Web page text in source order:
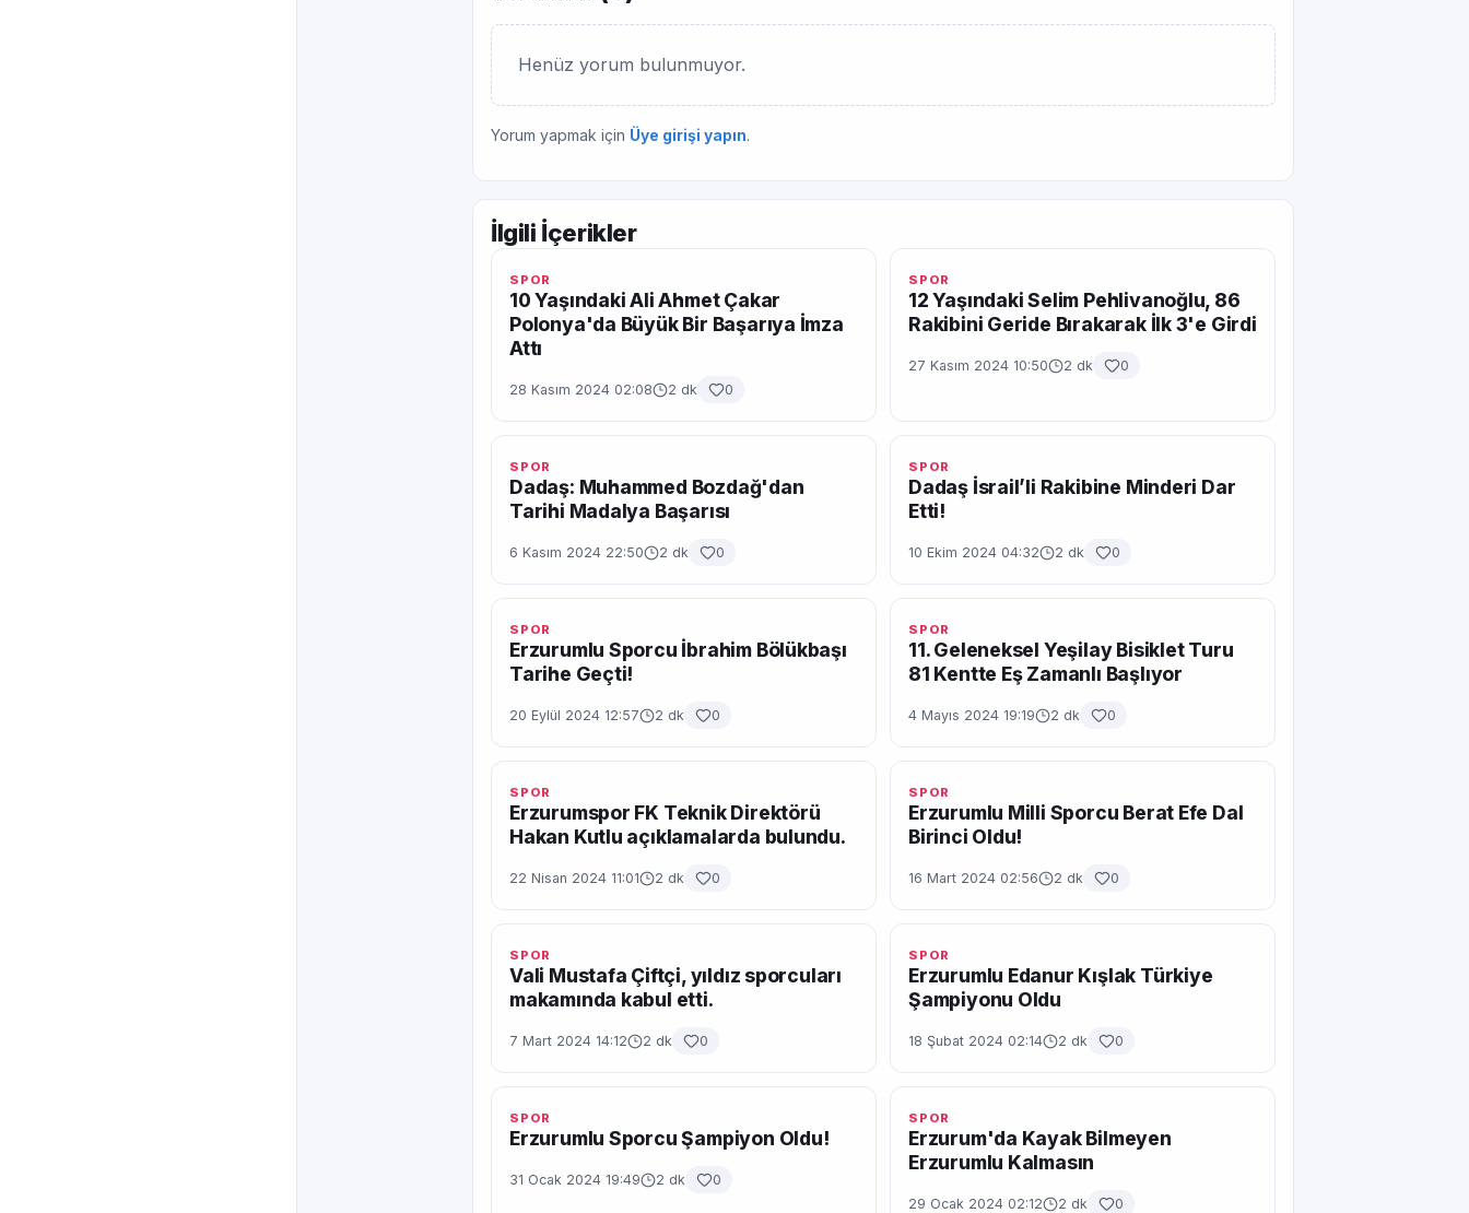
Henüz yorum bulunmuyor.
Yorum yapmak için Üye girişi yapın.
İlgili İçerikler
SPOR
10 Yaşındaki Ali Ahmet Çakar
Polonya'da Büyük Bir Başarıya İmza
Attı
28 Kasım 2024 02:08 2 dk 0
SPOR
12 Yaşındaki Selim Pehlivanoğlu, 86
Rakibini Geride Bırakarak İlk 3'e Girdi
27 Kasım 2024 10:50 2 dk 0
SPOR
Dadaş: Muhammed Bozdağ'dan
Tarihi Madalya Başarısı
6 Kasım 2024 22:50 2 dk 0
SPOR
Dadaş İsrail’li Rakibine Minderi Dar
Etti!
10 Ekim 2024 04:32 2 dk 0
SPOR
Erzurumlu Sporcu İbrahim Bölükbaşı
Tarihe Geçti!
20 Eylül 2024 12:57 2 dk 0
SPOR
11. Geleneksel Yeşilay Bisiklet Turu
81 Kentte Eş Zamanlı Başlıyor
4 Mayıs 2024 19:19 2 dk 0
SPOR
Erzurumspor FK Teknik Direktörü
Hakan Kutlu açıklamalarda bulundu.
22 Nisan 2024 11:01 2 dk 0
SPOR
Erzurumlu Milli Sporcu Berat Efe Dal
Birinci Oldu!
16 Mart 2024 02:56 2 dk 0
SPOR
Vali Mustafa Çiftçi, yıldız sporcuları
makamında kabul etti.
7 Mart 2024 14:12 2 dk 0
SPOR
Erzurumlu Edanur Kışlak Türkiye
Şampiyonu Oldu
18 Şubat 2024 02:14 2 dk 0
SPOR
Erzurumlu Sporcu Şampiyon Oldu!
31 Ocak 2024 19:49 2 dk 0
SPOR
Erzurum'da Kayak Bilmeyen
Erzurumlu Kalmasın
29 Ocak 2024 02:12 2 dk 0